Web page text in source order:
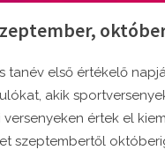
tanév első értékelő
akik
versenyeken értek el
szeptembertől